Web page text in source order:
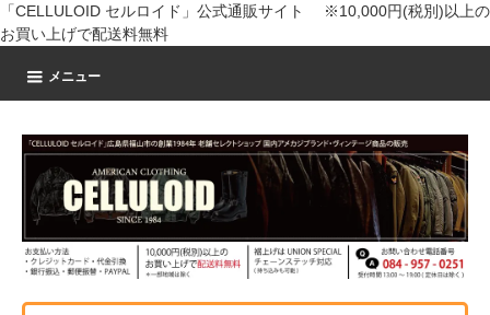
「CELLULOID セルロイド」公式通販サイト ※10,000円(税別)以上の
お買い上げで配送料無料
メニュー